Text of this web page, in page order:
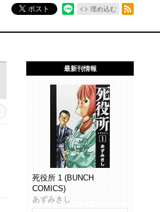
ポスト 埋め込む
最新刊情報
死役所 1 (BUNCH
COMICS)
あずみきし